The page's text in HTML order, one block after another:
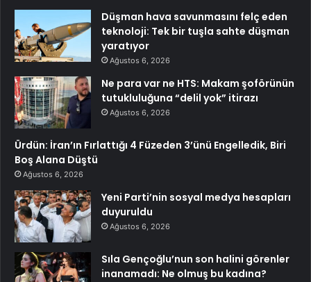
Düşman hava savunmasını felç eden
teknoloji: Tek bir tuşla sahte düşman
yaratıyor
Ağustos 6, 2026
Ne para var ne HTS: Makam şoförünün
tutukluluğuna “delil yok” itirazı
Ağustos 6, 2026
Ürdün: İran’ın Fırlattığı 4 Füzeden 3’ünü Engelledik, Biri
Boş Alana Düştü
Ağustos 6, 2026
Yeni Parti’nin sosyal medya hesapları
duyuruldu
Ağustos 6, 2026
Sıla Gençoğlu’nun son halini görenler
inanamadı: Ne olmuş bu kadına?